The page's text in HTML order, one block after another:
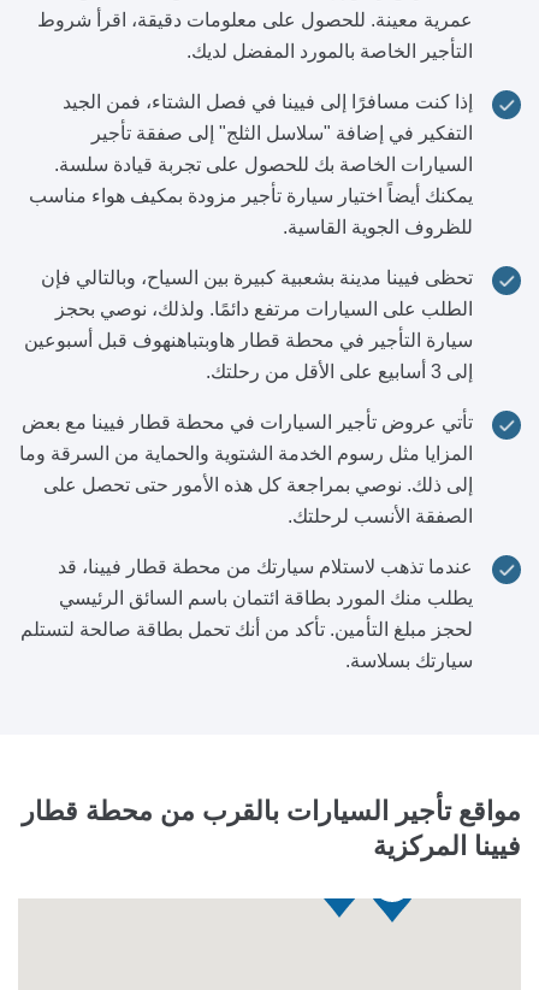
عمرية معينة. للحصول على معلومات دقيقة، اقرأ شروط
التأجير الخاصة بالمورد المفضل لديك.
إذا كنت مسافرًا إلى فيينا في فصل الشتاء، فمن الجيد
التفكير في إضافة "سلاسل الثلج" إلى صفقة تأجير
السيارات الخاصة بك للحصول على تجربة قيادة سلسة.
يمكنك أيضاً اختيار سيارة تأجير مزودة بمكيف هواء مناسب
للظروف الجوية القاسية.
تحظى فيينا مدينة بشعبية كبيرة بين السياح، وبالتالي فإن
الطلب على السيارات مرتفع دائمًا. ولذلك، نوصي بحجز
سيارة التأجير في محطة قطار هاوبتباهنهوف قبل أسبوعين
إلى 3 أسابيع على الأقل من رحلتك.
تأتي عروض تأجير السيارات في محطة قطار فيينا مع بعض
المزايا مثل رسوم الخدمة الشتوية والحماية من السرقة وما
إلى ذلك. نوصي بمراجعة كل هذه الأمور حتى تحصل على
الصفقة الأنسب لرحلتك.
عندما تذهب لاستلام سيارتك من محطة قطار فيينا، قد
يطلب منك المورد بطاقة ائتمان باسم السائق الرئيسي
لحجز مبلغ التأمين. تأكد من أنك تحمل بطاقة صالحة لتستلم
سيارتك بسلاسة.
مواقع تأجير السيارات بالقرب من محطة قطار
فيينا المركزية